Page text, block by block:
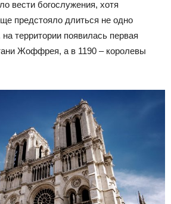
вести богослужения, хотя
предстояло длиться не одно
на территории появилась первая
Жоффрея, а в 1190 – королевы